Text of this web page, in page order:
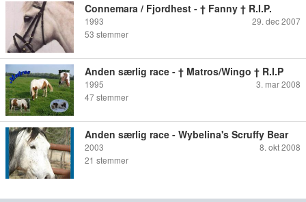
Connemara / Fjordhest - † Fanny † R.I.P.
1993
29. dec 2007
53 stemmer
Anden særlig race - † Matros/Wingo † R.I.P
1995
3. mar 2008
47 stemmer
Anden særlig race - Wybelina's Scruffy Bear
2003
8. okt 2008
21 stemmer